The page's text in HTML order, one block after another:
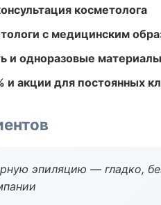
косметолога
с медицинским
и одноразовые материалы
и акции для постоянных
эпиляцию — гладко,